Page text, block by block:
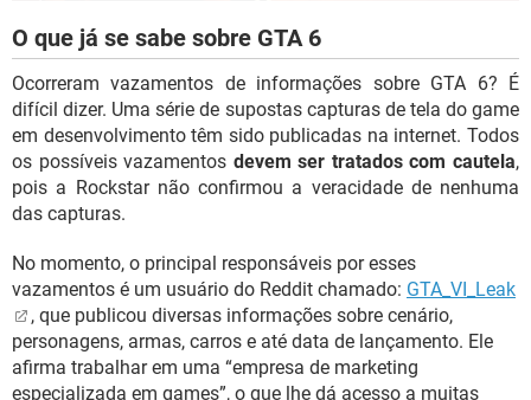
O que já se sabe sobre GTA 6
Ocorreram vazamentos de informações sobre GTA 6? É
difícil dizer. Uma série de supostas capturas de tela do game
em desenvolvimento têm sido publicadas na internet. Todos
os possíveis vazamentos devem ser tratados com cautela,
pois a Rockstar não confirmou a veracidade de nenhuma
das capturas.
No momento, o principal responsáveis por esses
vazamentos é um usuário do Reddit chamado: GTA_VI_Leak
, que publicou diversas informações sobre cenário,
personagens, armas, carros e até data de lançamento. Ele
afirma trabalhar em uma “empresa de marketing
especializada em games”, o que lhe dá acesso a muitas